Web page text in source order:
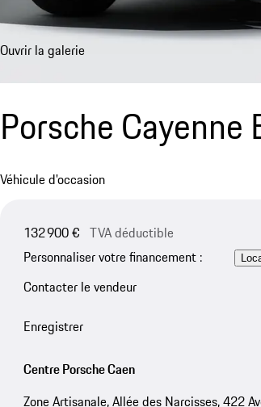
Ouvrir la galerie
Porsche
Véhicule d'occasion
132 900 € TVA déductible
Personnaliser votre financement :
Contacter le vendeur
Enregistrer
Centre Porsche Caen
Zone Artisanale, Allée des Narcisses, 422